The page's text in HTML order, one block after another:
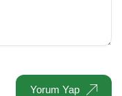
Yorum Yap